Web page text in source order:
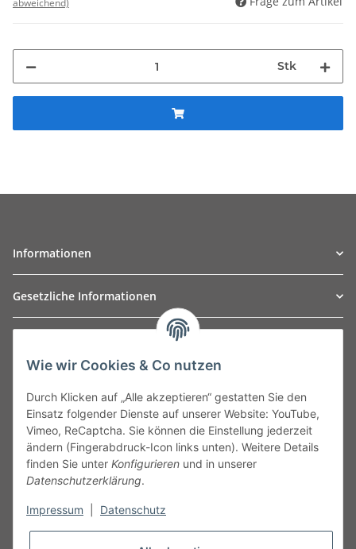
abweichend)
Stk
Informationen
Gesetzliche Informationen
Leibnizstraße 2a
Germany
Phone:+49 40 5287270
Fax:+49 40 5281050
Email:sales@tow-automotive.de
Wie wir Cookies & Co nutzen
Durch Klicken auf „Alle akzeptieren“ gestatten Sie den
Einsatz folgender Dienste auf unserer Website: YouTube,
Vimeo, ReCaptcha. Sie können die Einstellung jederzeit
ändern (Fingerabdruck-Icon links unten). Weitere Details
finden Sie unter Konfigurieren und in unserer
Datenschutzerklärung.
Impressum Datenschutz